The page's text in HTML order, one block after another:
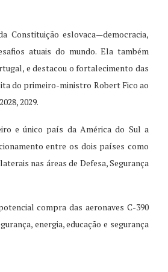
Constituição eslovaca—democracia,
atuais do mundo. Ela também
e destacou o fortalecimento das
do primeiro-ministro Robert Fico ao
2029.
e único país da América do Sul a
entre os dois países como
nas áreas de Defesa, Segurança
compra das aeronaves C-390
energia, educação e segurança